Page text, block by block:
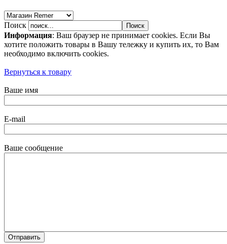
Поиск
Информация: Ваш браузер не принимает cookies. Если Вы
хотите положить товары в Вашу тележку и купить их, то Вам
необходимо включить cookies.
Вернуться к товару
Ваше имя
E-mail
Ваше сообщение